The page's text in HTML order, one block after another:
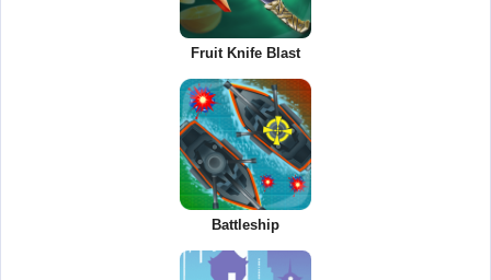
Fruit Knife Blast
Battleship